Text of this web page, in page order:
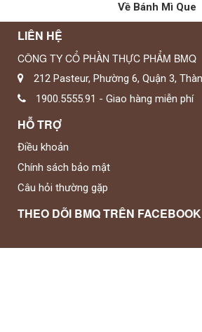
Về Bánh Mì Que
LIÊN HỆ
CÔNG TY CỔ PHẦN THỰC PHẨM BMQ
212 Pasteur, Phường 6, Quận 3,
1900.5555.91 - Giao hàng miễn phí
HỖ TRỢ
Điều khoản
Chính sách bảo mật
Câu hỏi thường gặp
THEO DÕI BMQ TRÊN FACEBOOK